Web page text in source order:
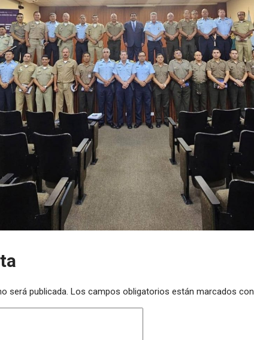
será publicada. Los campos obligatorios están marcados con